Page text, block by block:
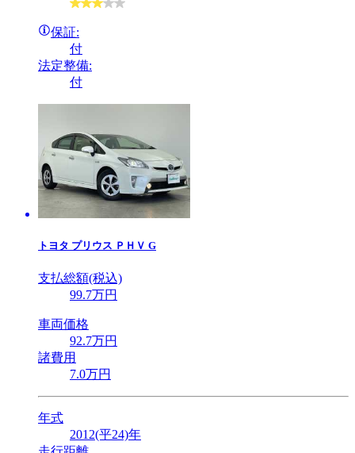
保証:
付
法定整備:
付
トヨタ プリウス ＰＨＶ G
支払総額(税込)
99.7万円
車両価格
92.7万円
諸費用
7.0万円
年式
2012(平24)年